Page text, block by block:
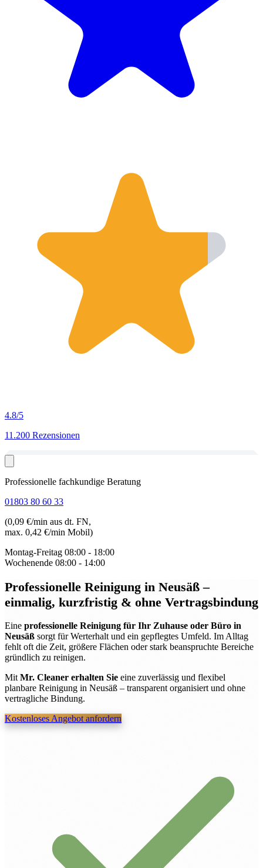
4.8/5
11.200 Rezensionen
Professionelle fachkundige Beratung
01803 80 60 33
(0,09 €/min aus dt. FN,
max. 0,42 €/min Mobil)
Montag-Freitag 08:00 - 18:00
Wochenende 08:00 - 14:00
Professionelle Reinigung in Neusäß–
einmalig, kurzfristig & ohne Vertragsbindung
Eine professionelle Reinigung für Ihr Zuhause oder Büro in
Neusäß sorgt für Werterhalt und ein gepflegtes Umfeld. Im Alltag
fehlt oft die Zeit, größere Flächen oder stark beanspruchte Bereiche
gründlich zu reinigen.
Mit Mr. Cleaner erhalten Sie eine zuverlässig und flexibel
planbare Reinigung in Neusäß – transparent organisiert und ohne
vertragliche Bindung.
Kostenloses Angebot anfordern